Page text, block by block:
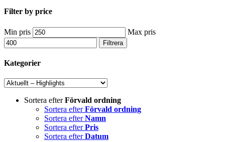
Filter by price
Min pris Max pris
Filtrera
Kategorier
Sortera efterFörvald ordning
Sortera efterFörvald ordning
Sortera efterNamn
Sortera efterPris
Sortera efterDatum